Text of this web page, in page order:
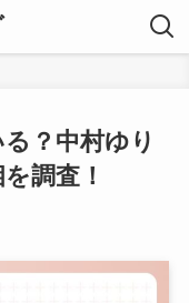
？中村ゆり
調査！